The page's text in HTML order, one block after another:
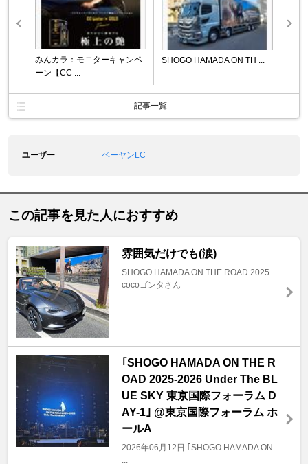
みんカラ：モニターキャンペ
ーン【CC ...
SHOGO HAMADA ON TH ...
記事一覧
ユーザー ベーヤンLC
この記事を見た人におすすめ
雰囲気だけでも(涙)
SHOGO HAMADA ON THE ROAD 2025 ...
cocoゴンタさん
｢SHOGO HAMADA ON THE R
OAD 2025-2026 Under The BL
UE SKY 東京国際フォーラム D
AY-1｣ @東京国際フォーラム ホ
ールA
2026年06月12日 ｢SHOGO HAMADA ON
...